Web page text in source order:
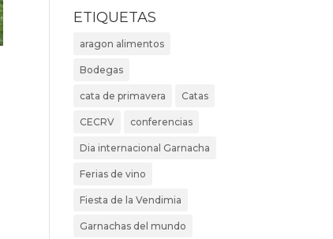
ETIQUETAS
aragon alimentos
Bodegas
cata de primavera Catas
CECRV conferencias
Dia internacional Garnacha
Ferias de vino
Fiesta de la Vendimia
Garnachas del mundo